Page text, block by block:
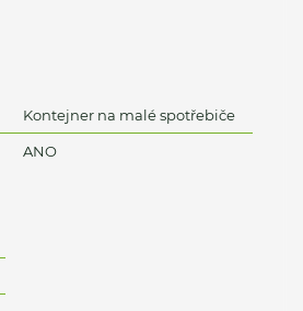
Kontejner na malé spotřebiče
ANO